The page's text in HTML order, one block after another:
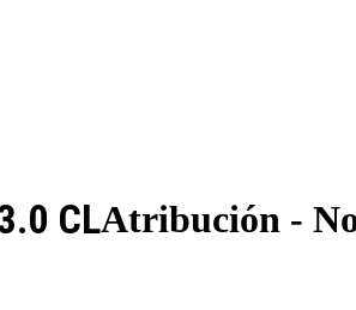
Atribución -
CL